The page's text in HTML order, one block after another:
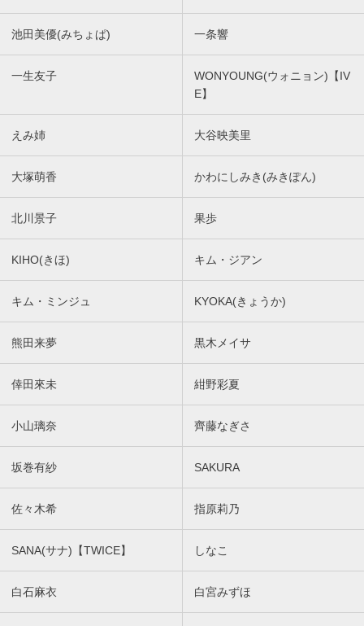
池田美優(みちょぱ) 一条響
一生友子
WONYOUNG(ウォニョン)【IV
E】
えみ姉 大谷映美里
大塚萌香 かわにしみき(みきぽん)
北川景子 果歩
KIHO(きほ) キム・ジアン
キム・ミンジュ KYOKA(きょうか)
熊田来夢 黒木メイサ
倖田來未 紺野彩夏
小山璃奈 齊藤なぎさ
坂巻有紗 SAKURA
佐々木希 指原莉乃
SANA(サナ)【TWICE】 しなこ
白石麻衣 白宮みずほ